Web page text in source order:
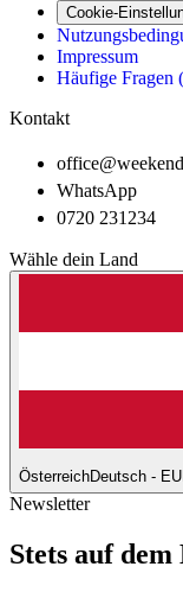
Cookie-
Impressum
Häufige Fragen
Kontakt
WhatsApp
0720 231234
Wähle dein Land
ÖsterreichDeutsch -
Newsletter
Stets auf